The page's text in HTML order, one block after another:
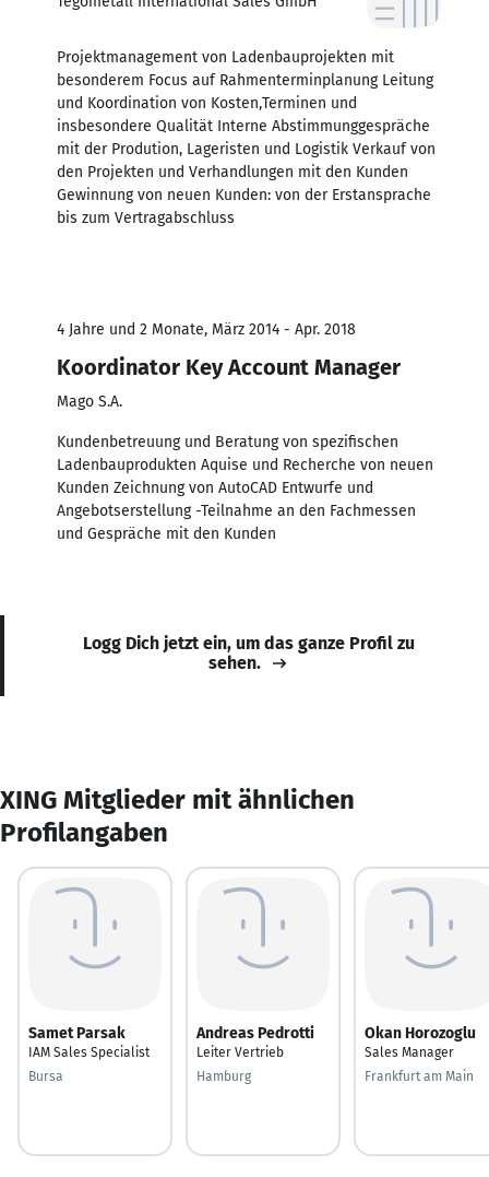
Projektmanagement von Ladenbauprojekten mit
besonderem Focus auf Rahmenterminplanung Leitung
und Koordination von Kosten,Terminen und
insbesondere Qualität Interne Abstimmunggespräche
mit der Prodution, Lageristen und Logistik Verkauf von
den Projekten und Verhandlungen mit den Kunden
Gewinnung von neuen Kunden: von der Erstansprache
bis zum Vertragabschluss
4 Jahre und 2 Monate, März 2014 - Apr. 2018
Koordinator Key Account Manager
Mago S.A.
Kundenbetreuung und Beratung von spezifischen
Ladenbauprodukten Aquise und Recherche von neuen
Kunden Zeichnung von AutoCAD Entwurfe und
Angebotserstellung -Teilnahme an den Fachmessen
und Gespräche mit den Kunden
Logg Dich jetzt ein, um das ganze Profil zu
sehen.
XING Mitglieder mit ähnlichen
Profilangaben
Samet Parsak
IAM Sales Specialist
Bursa
Andreas Pedrotti
Leiter Vertrieb
Hamburg
Okan Horozoglu
Sales Manager
Frankfurt am Main